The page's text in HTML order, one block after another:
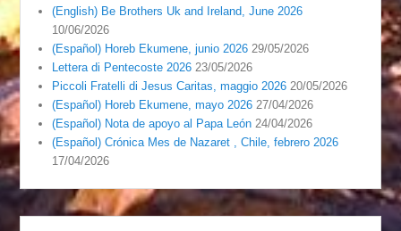
(English) Be Brothers Uk and Ireland, June 2026
10/06/2026
(Español) Horeb Ekumene, junio 2026 29/05/2026
Lettera di Pentecoste 2026 23/05/2026
Piccoli Fratelli di Jesus Caritas, maggio 2026 20/05/2026
(Español) Horeb Ekumene, mayo 2026 27/04/2026
(Español) Nota de apoyo al Papa León 24/04/2026
(Español) Crónica Mes de Nazaret , Chile, febrero 2026
17/04/2026